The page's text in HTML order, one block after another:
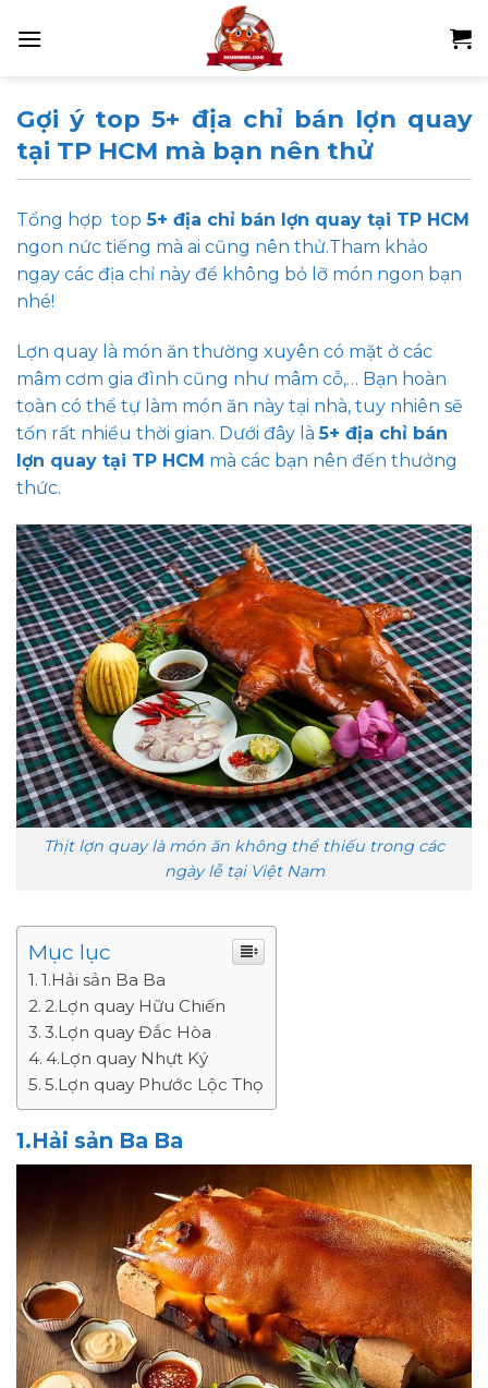
Gợi ý top 5+ địa chỉ bán lợn quay
tại TP HCM mà bạn nên thử
Tổng hợp top 5+ địa chỉ bán lợn quay tại TP HCM
ngon nức tiếng mà ai cũng nên thử.Tham khảo
ngay các địa chỉ này để không bỏ lỡ món ngon bạn
nhé!
Lợn quay là món ăn thường xuyên có mặt ở các
mâm cơm gia đình cũng như mâm cỗ,… Bạn hoàn
toàn có thể tự làm món ăn này tại nhà, tuy nhiên sẽ
tốn rất nhiều thời gian. Dưới đây là5+ địa chỉ bán
lợn quay tại TP HCM mà các bạn nên đến thưởng
thức.
Thịt lợn quay là món ăn không thể thiếu trong các
ngày lễ tại Việt Nam
Mục lục
1.Hải sản Ba Ba
2.Lợn quay Hữu Chiến
3.Lợn quay Đắc Hòa
4.Lợn quay Nhựt Ký
5.Lợn quay Phước Lộc Thọ
1.Hải sản Ba Ba